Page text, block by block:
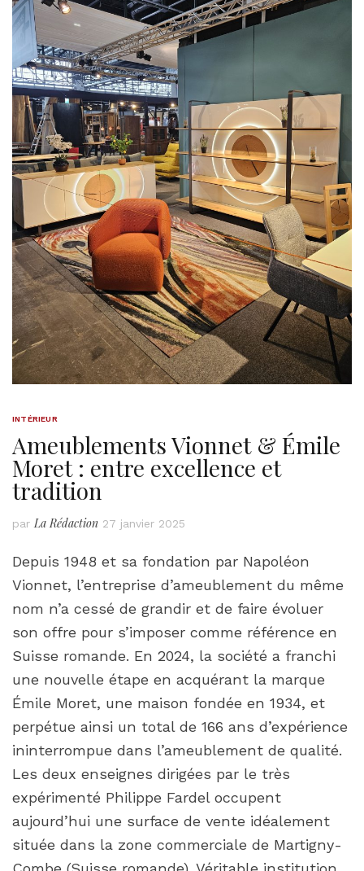
INTÉRIEUR
Ameublements Vionnet & Émile
Moret : entre excellence et
tradition
par La Rédaction 27 janvier 2025
Depuis 1948 et sa fondation par Napoléon
Vionnet, l’entreprise d’ameublement du même
nom n’a cessé de grandir et de faire évoluer
son offre pour s’imposer comme référence en
Suisse romande. En 2024, la société a franchi
une nouvelle étape en acquérant la marque
Émile Moret, une maison fondée en 1934, et
perpétue ainsi un total de 166 ans d’expérience
ininterrompue dans l’ameublement de qualité.
Les deux enseignes dirigées par le très
expérimenté Philippe Fardel occupent
aujourd’hui une surface de vente idéalement
située dans la zone commerciale de Martigny-